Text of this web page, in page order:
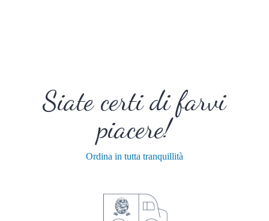
Siate certi di farvi
piacere!
Ordina in tutta tranquillità